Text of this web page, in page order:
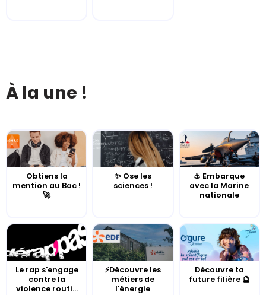
À la une !
Obtiens la
mention au Bac !
🚀
✨ Ose les
sciences !
⚓️ Embarque
avec la Marine
nationale
Le rap s'engage
contre la
violence routi...
⚡Découvre les
métiers de
l'énergie
Découvre ta
future filière 🔮